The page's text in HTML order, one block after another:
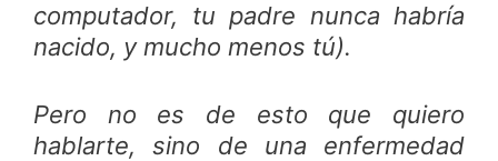
computador, tu padre nunca habría
nacido, y mucho menos tú).
Pero no es de esto que quiero
hablarte, sino de una enfermedad